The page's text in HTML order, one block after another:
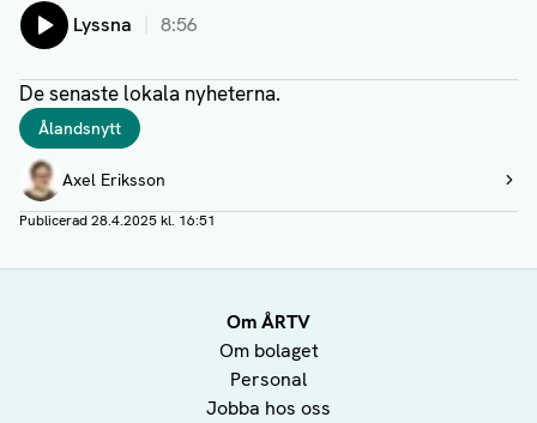
Lyssna 8:56
De senaste lokala nyheterna.
Taggar
Ålandsnytt
Författare
Axel Eriksson
Visa profil
Publicerad28.4.2025 kl. 16:51
Om ÅRTV
Om bolaget
Personal
Jobba hos oss